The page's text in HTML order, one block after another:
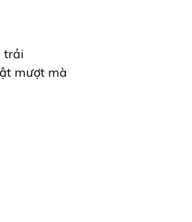
trải
mượt mà